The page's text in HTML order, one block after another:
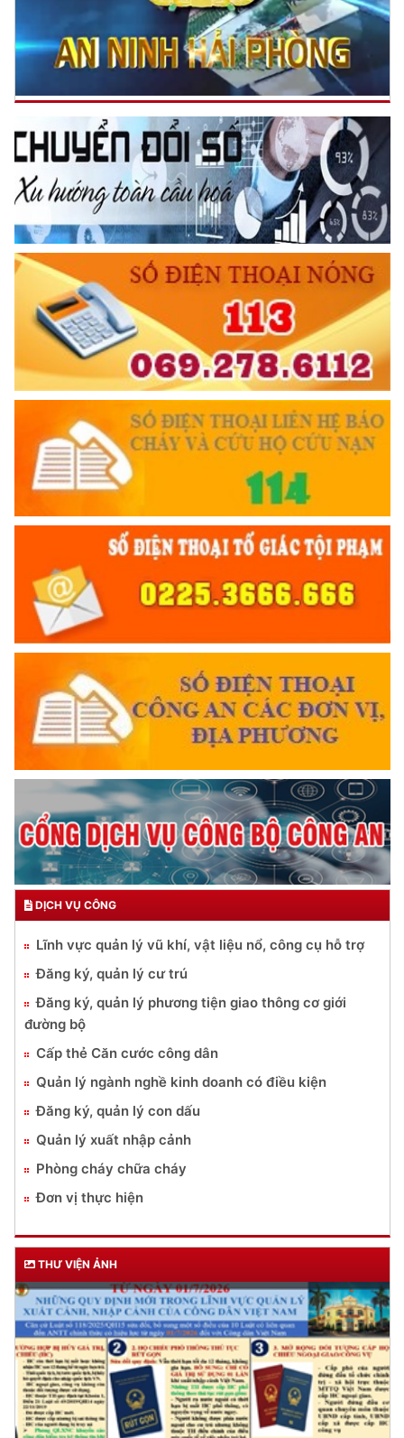
DỊCH VỤ CÔNG
Lĩnh vực quản lý vũ khí, vật liệu nổ, công cụ hỗ trợ
Đăng ký, quản lý cư trú
Đăng ký, quản lý phương tiện giao thông cơ giới
đường bộ
Cấp thẻ Căn cước công dân
Quản lý ngành nghề kinh doanh có điều kiện
Đăng ký, quản lý con dấu
Quản lý xuất nhập cảnh
Phòng cháy chữa cháy
Đơn vị thực hiện
THƯ VIỆN ẢNH